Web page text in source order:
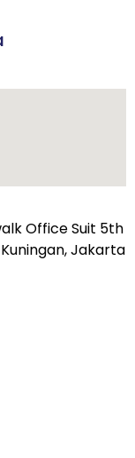
Office Suit 5th
Kuningan, Jakarta